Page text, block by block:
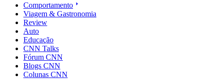
Comportamento
Viagem & Gastronomia
Review
Auto
Educação
CNN Talks
Fórum CNN
Blogs CNN
Colunas CNN